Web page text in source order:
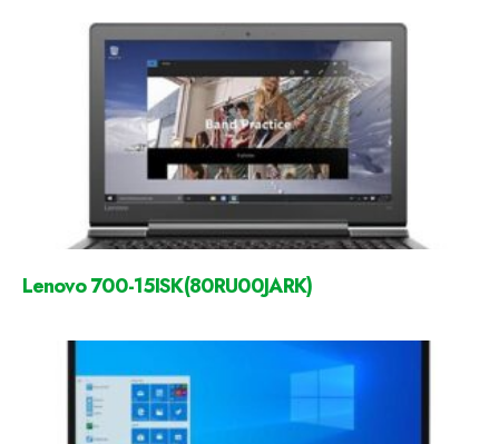
Lenovo 700-15ISK(80RU00JARK)